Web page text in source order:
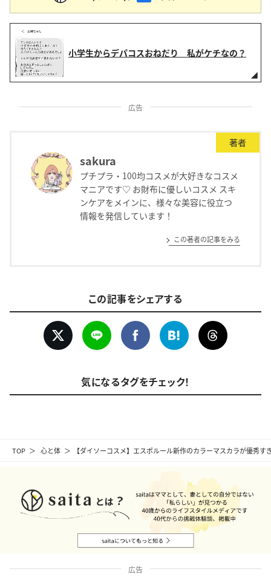
TOP 心と体 【ダイソーコスメ】エスポルール新作のカラーマスカラが優秀
小学生からデパコスおねだり 私がケチなの？
広告
著者
sakura
プチプラ・100均コスメが大好きなコスメ
マニアです♡ お財布に優しいコスメ スキ
ンケアをメインに、様々な美容に役立つ
情報を発信しています！
この著者の記事をみる
この記事をシェアする
気になるタグをチェック！
広告